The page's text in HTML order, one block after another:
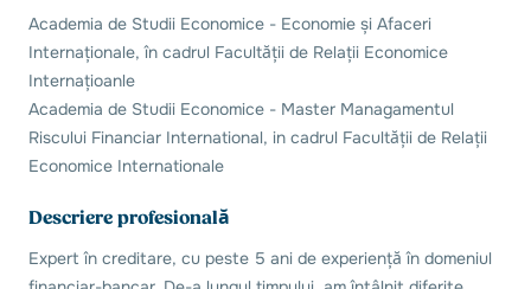
Academia de Studii Economice - Economie și Afaceri
Internaționale, în cadrul Facultății de Relații Economice
Internațioanle
Academia de Studii Economice - Master Managamentul
Riscului Financiar International, in cadrul Facultății de Relații
Economice Internationale
Descriere profesională
Expert în creditare, cu peste 5 ani de experiență în domeniul